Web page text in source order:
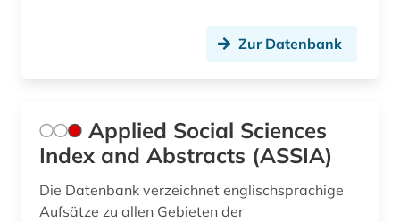
fröbel (1)
frühförderung (1)
frühpädagogik (2)
Zur Datenbank
Applied Social Sciences
Index and Abstracts (ASSIA)
Die Datenbank verzeichnet englischsprachige
Aufsätze zu allen Gebieten der